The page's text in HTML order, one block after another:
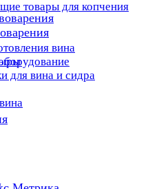
товары для копчения
вина
для вина и сидра